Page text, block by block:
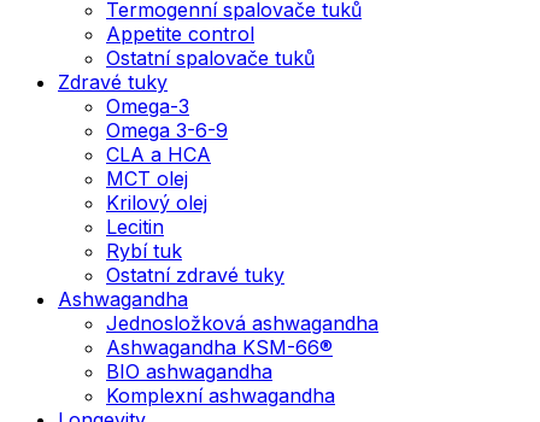
Termogenní spalovače tuků
Appetite control
Ostatní spalovače tuků
Zdravé tuky
Omega-3
Omega 3-6-9
CLA a HCA
MCT olej
Krilový olej
Lecitin
Rybí tuk
Ostatní zdravé tuky
Ashwagandha
Jednosložková ashwagandha
Ashwagandha KSM-66®
BIO ashwagandha
Komplexní ashwagandha